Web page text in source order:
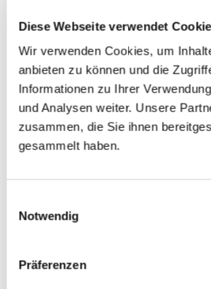
Diese Webseite verwendet
Wir verwenden Cookies, um
anbieten zu können und die
Informationen zu Ihrer
und Analysen weiter. Unsere
zusammen, die Sie ihnen
gesammelt haben.
Notwendig
Präferenzen
Radlagern & Naben
0Produkte verfügbar
Räder und Zubehör
0Produkte verfügbar
Spurverbreiterungen
0Produkte verfügbar
Radmuttern
0Produkte verfügbar
Bremsen